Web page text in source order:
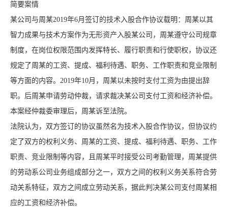
简要案情
某公司与周某2019年6月签订的技术入股合作协议载明：周某以其
智力成果与技术方案作为无形资产入股某公司，周某遵守公司规章
制度，在岗位权限范围内发挥特长、履行职责和行使职权，协议还
规定了周某的工资、提成、福利待遇、职务、工作职责和竞业限制
等方面的内容。2019年10月，周某以未按时支付工资为由提出辞
职。后周某申请劳动仲裁，请求裁决某公司支付工资和经济补偿。
本案经仲裁委审理后，周某诉至法院。
法院认为，双方签订的协议虽然名为技术入股合作协议，但协议约
定了双方的权利义务、周某的工资、提成、福利待遇、职务、工作
职责、竞业限制等内容，且周某平时接受公司考勤管理，周某提供
的劳动系公司业务组成部分之一，双方之间的权利义务关系符合劳
动关系特征，双方之间成立劳动关系，据此判决某公司支付周某相
应的工资和经济补偿。